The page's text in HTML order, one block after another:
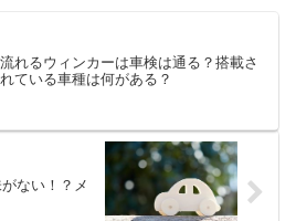
流れるウィンカーは車検は通る？搭載さ
れている車種は何がある？
ない！？メ